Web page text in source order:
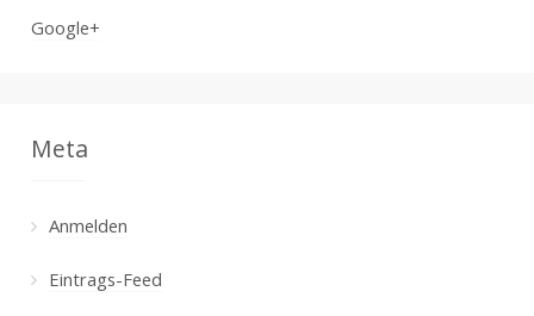
Google+
Meta
Anmelden
Eintrags-Feed